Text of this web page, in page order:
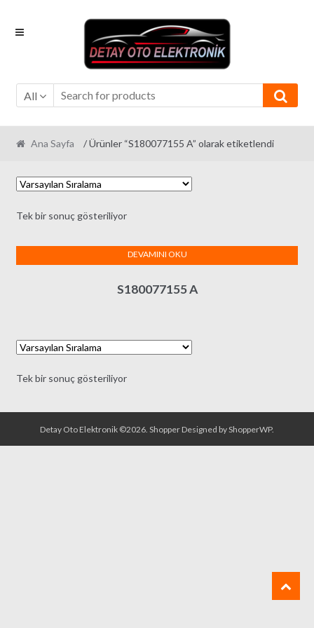
Skip
Skip
All
Ana Sayfa / Ürünler “S180077155 A” olarak etiketlendi
Tek bir sonuç gösteriliyor
S180077155 A
DEVAMINI OKU
Tek bir sonuç gösteriliyor
Detay Oto Elektronik ©2026. Shopper Designed byShopperWP.